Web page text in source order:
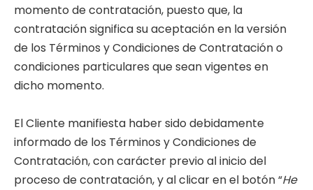
momento de contratación, puesto que, la
contratación significa su aceptación en la versión
de los Términos y Condiciones de Contratación o
condiciones particulares que sean vigentes en
dicho momento.
El Cliente manifiesta haber sido debidamente
informado de los Términos y Condiciones de
Contratación, con carácter previo al inicio del
proceso de contratación, y al clicar en el botón “He